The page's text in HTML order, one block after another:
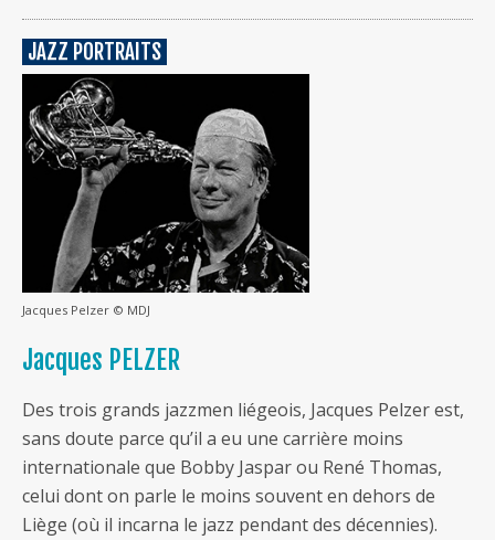
JAZZ PORTRAITS
Jacques Pelzer © MDJ
Jacques PELZER
Des trois grands jazzmen liégeois, Jacques Pelzer est,
sans doute parce qu’il a eu une carrière moins
internationale que Bobby Jaspar ou René Thomas,
celui dont on parle le moins souvent en dehors de
Liège (où il incarna le jazz pendant des décennies).